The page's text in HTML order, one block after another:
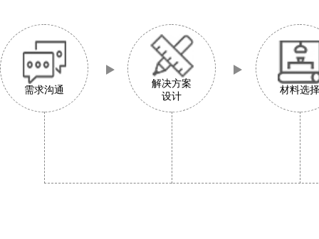
需求沟通
解决方案
设计
材料选择